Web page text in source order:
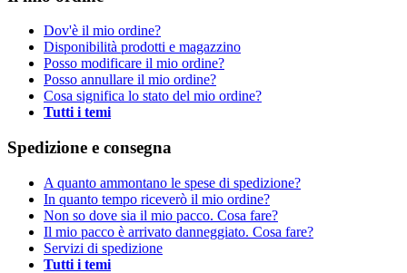
Dov'è il mio ordine?
Disponibilità prodotti e magazzino
Posso modificare il mio ordine?
Posso annullare il mio ordine?
Cosa significa lo stato del mio ordine?
Tutti i temi
Spedizione e consegna
A quanto ammontano le spese di spedizione?
In quanto tempo riceverò il mio ordine?
Non so dove sia il mio pacco. Cosa fare?
Il mio pacco è arrivato danneggiato. Cosa fare?
Servizi di spedizione
Tutti i temi